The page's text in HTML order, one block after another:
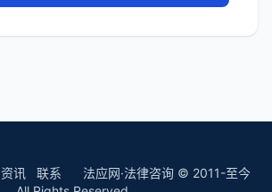
资讯 联系 法应网·法律咨询 © 2011-至今